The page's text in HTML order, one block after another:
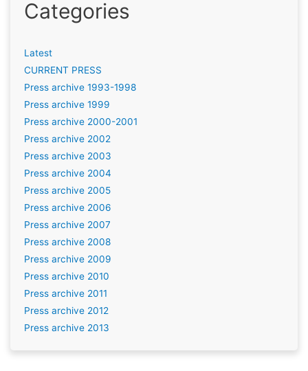
Categories
Latest
CURRENT PRESS
Press archive 1993-1998
Press archive 1999
Press archive 2000-2001
Press archive 2002
Press archive 2003
Press archive 2004
Press archive 2005
Press archive 2006
Press archive 2007
Press archive 2008
Press archive 2009
Press archive 2010
Press archive 2011
Press archive 2012
Press archive 2013